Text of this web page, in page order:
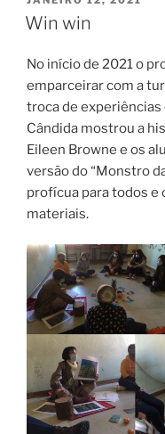
EM
Win win
No início de 2021 o
emparceirar com a
troca de experiências
Cândida mostrou a
Eileen Browne e os
versão do “Monstro
profícua para todos e
materiais.